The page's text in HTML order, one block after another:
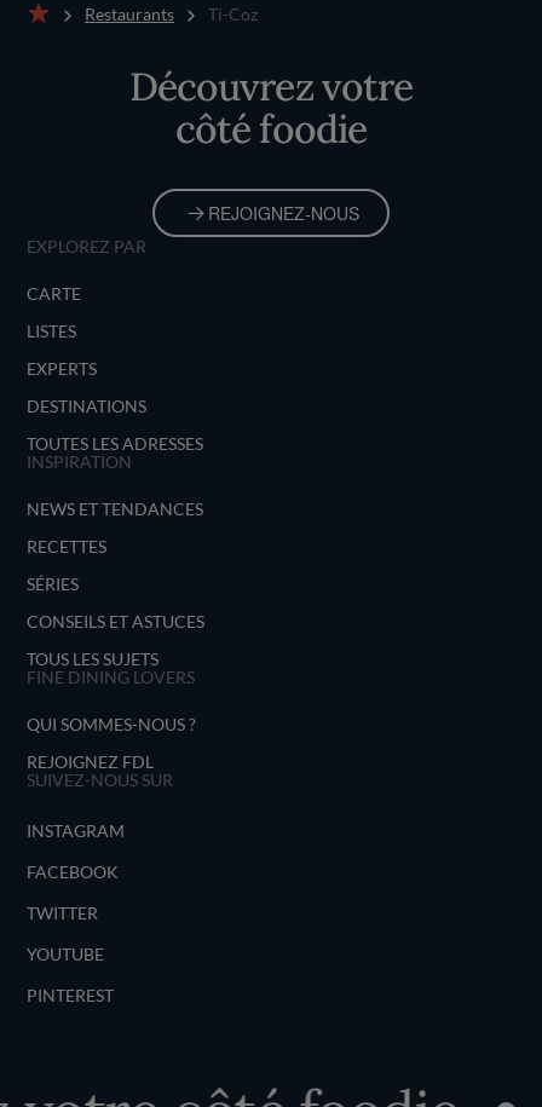
Restaurants Ti-Coz
Découvrez votre
côté foodie
REJOIGNEZ-NOUS
EXPLOREZ PAR
CARTE
LISTES
EXPERTS
DESTINATIONS
TOUTES LES ADRESSES
INSPIRATION
NEWS ET TENDANCES
RECETTES
SÉRIES
CONSEILS ET ASTUCES
TOUS LES SUJETS
FINE DINING LOVERS
QUI SOMMES-NOUS ?
REJOIGNEZ FDL
SUIVEZ-NOUS SUR
INSTAGRAM
FACEBOOK
TWITTER
YOUTUBE
PINTEREST